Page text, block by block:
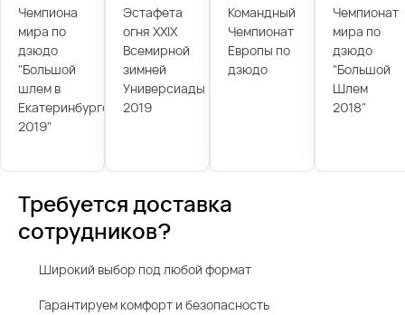
Чемпиона
мира по
дзюдо
"Большой
шлем в
Екатеринбурге
2019"
Эстафета
огня XXIX
Всемирной
зимней
Универсиады
2019
Командный
Чемпионат
Европы по
дзюдо
Чемпионат
мира по
дзюдо
"Большой
Шлем
2018"
Требуется доставка
сотрудников?
Широкий выбор под любой формат
Гарантируем комфорт и безопасность